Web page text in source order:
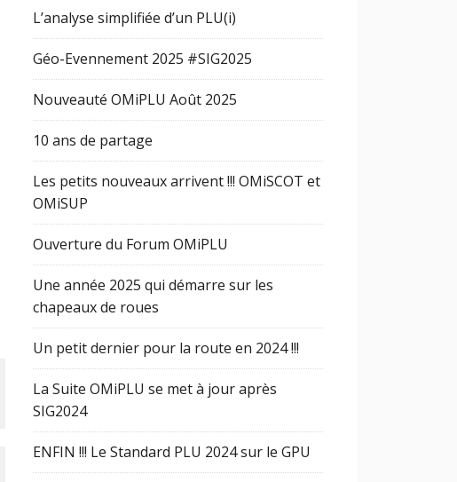
L’analyse simplifiée d’un PLU(i)
Géo-Evennement 2025 #SIG2025
Nouveauté OMiPLU Août 2025
10 ans de partage
Les petits nouveaux arrivent !!! OMiSCOT et
OMiSUP
Ouverture du Forum OMiPLU
Une année 2025 qui démarre sur les
chapeaux de roues
Un petit dernier pour la route en 2024 !!!
La Suite OMiPLU se met à jour après
SIG2024
ENFIN !!! Le Standard PLU 2024 sur le GPU